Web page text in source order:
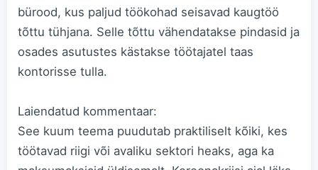
bürood, kus paljud töökohad seisavad kaugtöö
tõttu tühjana. Selle tõttu vähendatakse pindasid ja
osades asutustes kästakse töötajatel taas
kontorisse tulla.
Laiendatud kommentaar:
See kuum teema puudutab praktiliselt kõiki, kes
töötavad riigi või avaliku sektori heaks, aga ka